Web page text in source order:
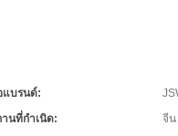
แบรนด์:
านที่กำเนิด:
จีน